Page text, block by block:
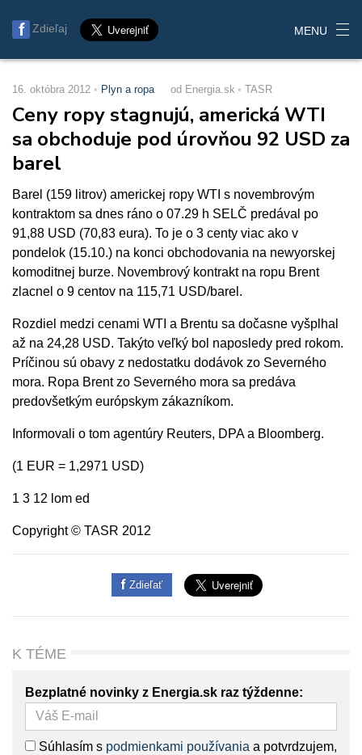
Zdieľaj MENU
16. októbra 2012 Plyn a ropa od Energia.sk TASR
Ceny ropy stagnujú, americká WTI
sa obchoduje pod úrovňou 92 USD za
barel
Barel (159 litrov) americkej ropy WTI s novembrovým
kontraktom sa dnes ráno o 07.29 h SELČ predával po
91,88 USD (70,83 eura). To je o 3 centy viac ako v
pondelok (15.10.) na konci obchodovania na newyorskej
komoditnej burze. Novembrový kontrakt na ropu Brent
zlacnel o 9 centov na 115,71 USD/barel.
Rozdiel medzi cenami WTI a Brentu sa dočasne vyšplhal
až na 24,28 USD. Takýto veľký bol naposledy pred rokom.
Príčinou sú obavy z nedostatku dodávok zo Severného
mora. Ropa Brent zo Severného mora sa predáva
predovšetkým európskym zákazníkom.
Informovali o tom agentúry Reuters, DPA a Bloomberg.
(1 EUR = 1,2971 USD)
1 3 12 lom ed
Copyright © TASR 2012
Zdieľať
K TÉME
Bezplatné novinky z Energia.sk raz týždenne:
Súhlasím s podmienkami používania a potvrdzujem,